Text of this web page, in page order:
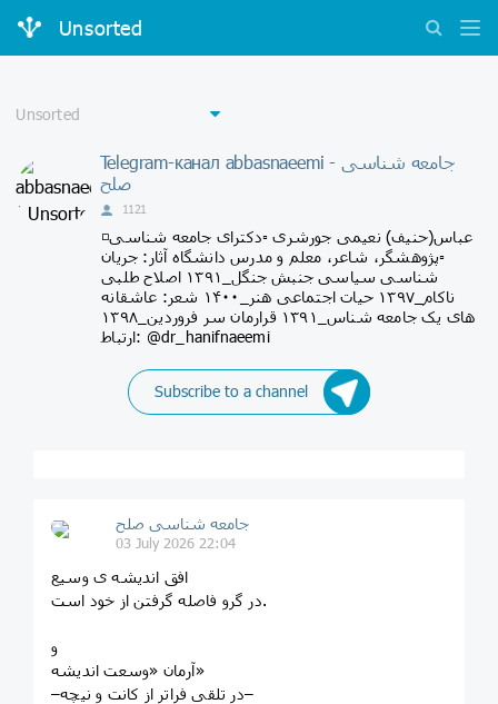
Unsorted
Telegram-канал abbasnaeemi - جامعه شناسی
صلح
1121
◽عباس(حنیف) نعیمی جورشری ▫️دکترای جامعه شناسی
▫️پژوهشگر، شاعر، معلم و مدرس دانشگاه آثار: جریان
شناسی سیاسی جنبش جنگل_۱۳۹۱ اصلاح طلبی
ناکام_۱۳۹۷ حیات اجتماعی هنر_۱۴۰۰ شعر: عاشقانه
های یک جامعه شناس_۱۳۹۱ قرارمان سر فروردین_۱۳۹۸
ارتباط: @dr_hanifnaeemi
Subscribe to a channel
جامعه شناسی صلح
03 July 2026 22:04
افق اندیشه‌ ی وسیع
در گرو فاصله گرفتن از خود است.
و
آرمان «وسعت اندیشه»
–در تلقی فراتر از کانت و نیچه–